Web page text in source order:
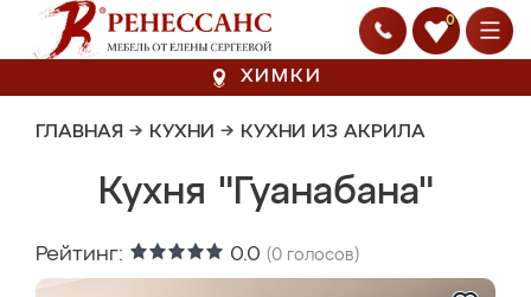
0
ХИМКИ
ГЛАВНАЯ → КУХНИ → КУХНИ ИЗ АКРИЛА
Кухня "Гуанабана"
Рейтинг: 0.0 (0 голосов)